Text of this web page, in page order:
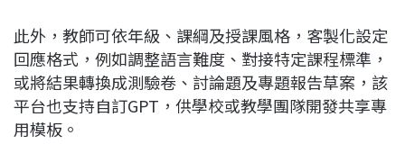
此外，教師可依年級、課綱及授課風格，客製化設定
回應格式，例如調整語言難度、對接特定課程標準，
或將結果轉換成測驗卷、討論題及專題報告草案，該
平台也支持自訂GPT，供學校或教學團隊開發共享專
用模板。